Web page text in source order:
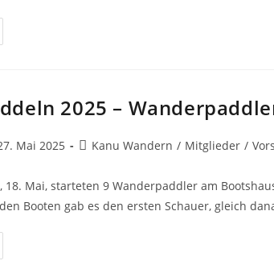
2025 –
Mai 2025
Beitrags-
Kanu Wandern / Mitglieder /
18. Mai, starteten 9 Wanderpaddler am
Booten gab es den ersten Schauer, gleich